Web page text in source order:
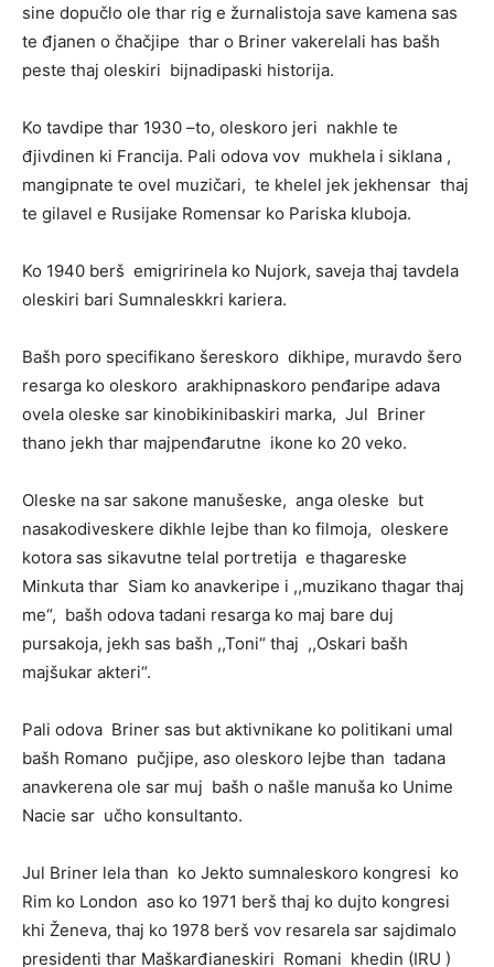
sine dopučlo ole thar rig e žurnalistoja save kamena sas
te đjanen o čhačjipe thar o Briner vakerelali has bašh
peste thaj oleskiri bijnadipaski historija.
Ko tavdipe thar 1930 –to, oleskoro jeri nakhle te
đjivdinen ki Francija. Pali odova vov mukhela i siklana ,
mangipnate te ovel muzičari, te khelel jek jekhensar thaj
te gilavel e Rusijake Romensar ko Pariska kluboja.
Ko 1940 berš emigririnela ko Nujork, saveja thaj tavdela
oleskiri bari Sumnaleskkri kariera.
Bašh poro specifikano šereskoro dikhipe, muravdo šero
resarga ko oleskoro arakhipnaskoro penđaripe adava
ovela oleske sar kinobikinibaskiri marka, Jul Briner
thano jekh thar majpenđarutne ikone ko 20 veko.
Oleske na sar sakone manušeske, anga oleske but
nasakodiveskere dikhle lejbe than ko filmoja, oleskere
kotora sas sikavutne telal portretija e thagareske
Minkuta thar Siam ko anavkeripe i ,,muzikano thagar thaj
me“, bašh odova tadani resarga ko maj bare duj
pursakoja, jekh sas bašh ,,Toni“ thaj ,,Oskari bašh
majšukar akteri“.
Pali odova Briner sas but aktivnikane ko politikani umal
bašh Romano pučjipe, aso oleskoro lejbe than tadana
anavkerena ole sar muj bašh o našle manuša ko Unime
Nacie sar učho konsultanto.
Jul Briner lela than ko Jekto sumnaleskoro kongresi ko
Rim ko London aso ko 1971 berš thaj ko dujto kongresi
khi Ženeva, thaj ko 1978 berš vov resarela sar sajdimalo
presidenti thar Maškarđianeskiri Romani khedin (IRU )